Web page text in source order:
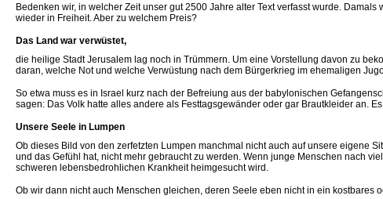
Bedenken wir, in welcher Zeit unser gut 2500 Jahre alter Text verfasst wurde.
wieder in Freiheit. Aber zu welchem Preis?
Das Land war verwüstet,
die heilige Stadt Jerusalem lag noch in Trümmern. Um eine Vorstellung davon zu
daran, welche Not und welche Verwüstung nach dem Bürgerkrieg im ehemaligen
So etwa muss es in Israel kurz nach der Befreiung aus der babylonischen
sagen: Das Volk hatte alles andere als Festtagsgewänder oder gar Brautkleider an.
Unsere Seele in Lumpen
Ob dieses Bild von den zerfetzten Lumpen manchmal nicht auch auf unsere eigene
und das Gefühl hat, nicht mehr gebraucht zu werden. Wenn junge Menschen nach
schweren lebensbedrohlichen Krankheit heimgesucht wird.
Ob wir dann nicht auch Menschen gleichen, deren Seele eben nicht in ein